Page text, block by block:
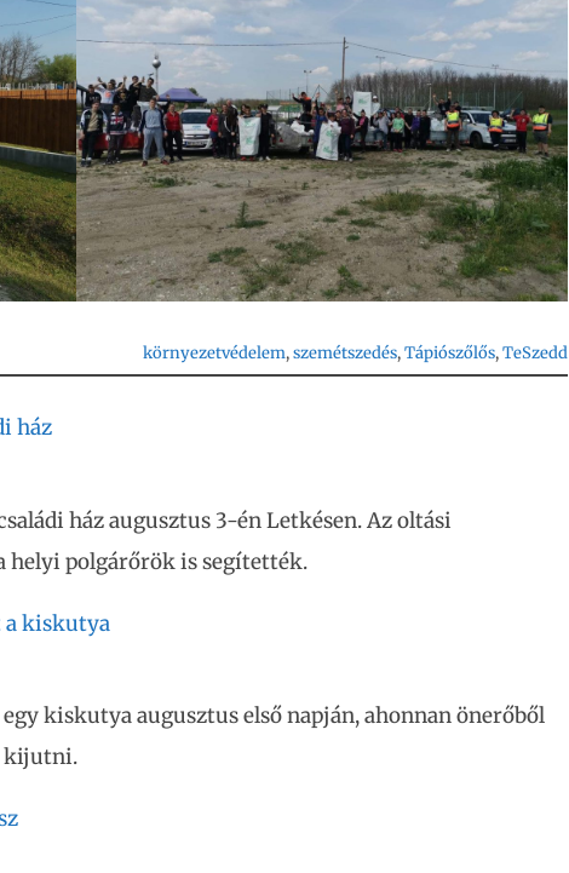
környezetvédelem, szemétszedés, Tápiószőlős, TeSzedd
ház
ház augusztus 3-én Letkésen. Az oltási
helyi polgárőrök is segítették.
a kiskutya
kiskutya augusztus első napján, ahonnan önerőből
kijutni.